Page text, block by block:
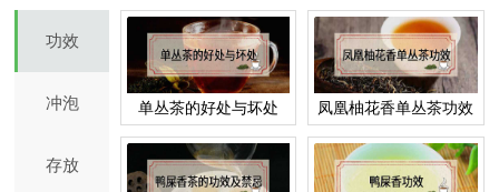
功效
冲泡
存放
单丛茶的好处与坏处 凤凰柚花香单丛茶功效